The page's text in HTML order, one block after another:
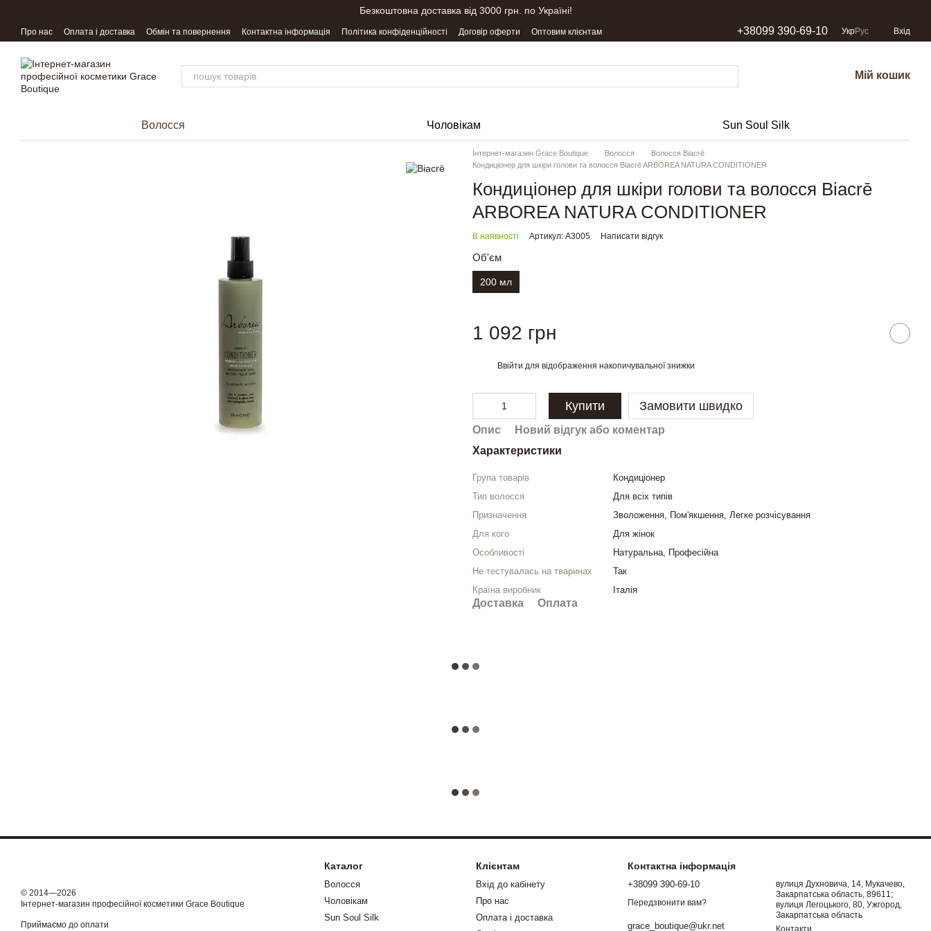
Безкоштовна доставка від 3000 грн. по Україні!
Про нас Оплата і доставка Обмін та повернення Контактна інформація Політика конфіденційності Договір оферти Оптовим клієнтам +38099 390-69-10 УкрРус Вхід
Мій кошик
Волосся Чоловікам Sun Soul Silk
Інтернет-магазин Grace Boutique Волосся
Волосся Biacrē
Кондиціонер для шкіри голови та волосся Biacrē ARBOREA NATURA CONDITIONER
Кондиціонер для шкіри голови та волосся Biacrē
ARBOREA NATURA CONDITIONER
В наявності Артикул: A3005 Написати відгук
Об'єм
200 мл
1 092 грн
Ввійти для відображення накопичувальної знижки
Купити Замовити швидко
Опис
Новий відгук або коментар
Характеристики
Група товарів
Кондиціонер
Тип волосся
Для всіх типів
Призначення
Зволоження, Пом'якшення, Легке розчісування
Для кого
Для жінок
Особливості
Натуральна, Професійна
Не тестувалась на тваринах
Так
Країна виробник
Італія
Доставка Оплата
© 2014—2026
Інтернет-магазин професійної косметики Grace Boutique
Приймаємо до оплати
Каталог
Волосся
Чоловікам
Sun Soul Silk
Клієнтам
Вхід до кабінету
Про нас
Оплата і доставка
Контактна інформація
+38099 390-69-10
Передзвонити вам?
grace_boutique@ukr.net
вулиця Духновича, 14, Мукачево,
Закарпатська область, 89611;
вулиця Легоцького, 80, Ужгород,
Закарпатська область
Контакти